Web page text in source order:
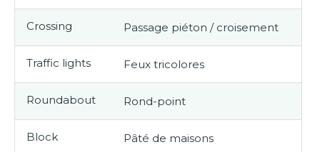
Crossing Passage piéton / croisement
Traffic lights Feux tricolores
Roundabout Rond-point
Block Pâté de maisons